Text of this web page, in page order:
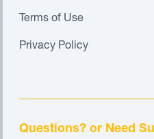
Terms of Use
Privacy Policy
Questions? or Need